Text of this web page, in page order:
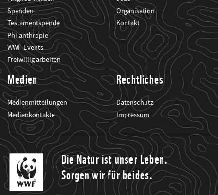
Spenden
Testamentspende
Philanthropie
WWF-Events
Freiwillig arbeiten
Organisation
Kontakt
Medien
Medienmitteilungen
Medienkontakte
Rechtliches
Datenschutz
Impressum
Die Natur ist unser Leben.
Sorgen wir für beides.